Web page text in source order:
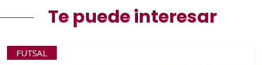
Te puede interesar
FUTSAL